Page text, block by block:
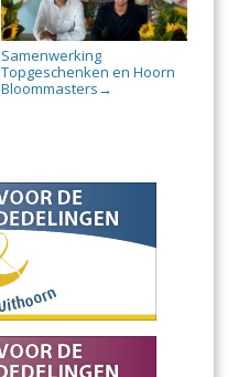
Samenwerking
Topgeschenken en Hoorn
Bloommasters →